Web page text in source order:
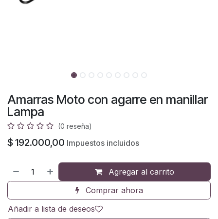
Amarras Moto con agarre en manillar
Lampa
(0 reseña)
$ 192.000,00 Impuestos incluidos
Agregar al carrito
Comprar ahora
Añadir a lista de deseos